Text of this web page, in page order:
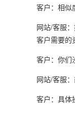
客户：相似
网站/客服
客户需要的
客户：你们
网站/客服
客户：具体